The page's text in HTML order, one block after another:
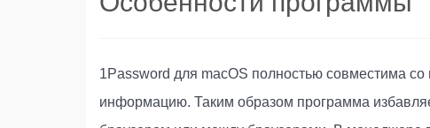
1Password для macOS полностью совместима
информацию. Таким образом программа